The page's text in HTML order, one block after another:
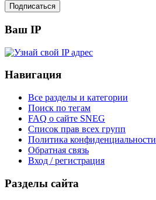
Ваш IP
Навигация
Все разделы и категории
Поиск по тегам
FAQ о сайте SNEG
Список прав всех групп
Политика конфиденциальности
Обратная связь
Вход / регистрация
Разделы сайта